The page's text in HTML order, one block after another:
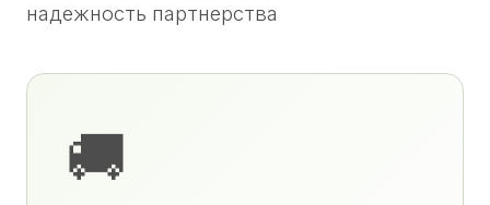
надежность партнерства
🚚